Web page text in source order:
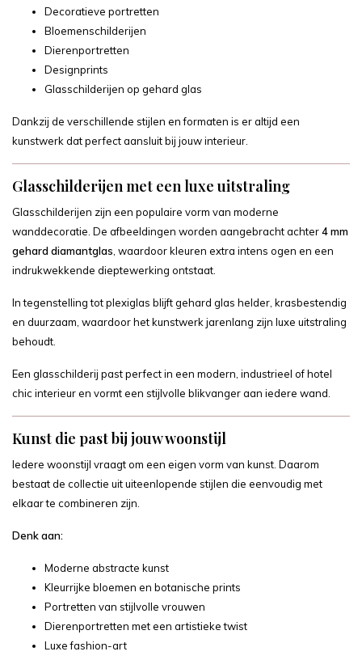
Decoratieve portretten
Bloemenschilderijen
Dierenportretten
Designprints
Glasschilderijen op gehard glas
Dankzij de verschillende stijlen en formaten is er altijd een
kunstwerk dat perfect aansluit bij jouw interieur.
Glasschilderijen met een luxe uitstraling
Glasschilderijen zijn een populaire vorm van moderne
wanddecoratie. De afbeeldingen worden aangebracht achter4 mm
gehard diamantglas , waardoor kleuren extra intens ogen en een
indrukwekkende dieptewerking ontstaat.
In tegenstelling tot plexiglas blijft gehard glas helder, krasbestendig
en duurzaam, waardoor het kunstwerk jarenlang zijn luxe uitstraling
behoudt.
Een glasschilderij past perfect in een modern, industrieel of hotel
chic interieur en vormt een stijlvolle blikvanger aan iedere wand.
Kunst die past bij jouw woonstijl
Iedere woonstijl vraagt om een eigen vorm van kunst. Daarom
bestaat de collectie uit uiteenlopende stijlen die eenvoudig met
elkaar te combineren zijn.
Denk aan:
Moderne abstracte kunst
Kleurrijke bloemen en botanische prints
Portretten van stijlvolle vrouwen
Dierenportretten met een artistieke twist
Luxe fashion-art